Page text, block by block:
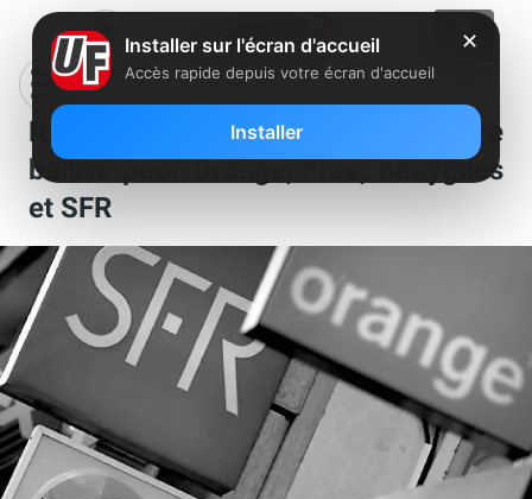
Réseaux fibre et ADSL : une taxe
baisse pour Orange, Free, Bouygues
et SFR
✕
Installer sur l'écran d'accueil
Accès rapide depuis votre écran d'accueil
Installer